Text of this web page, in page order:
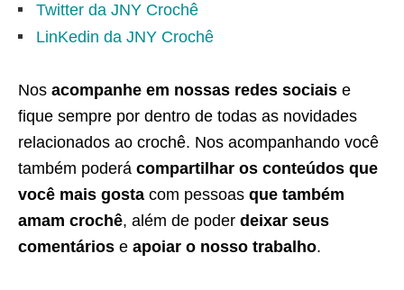
Twitter da JNY Crochê
LinKedin da JNY Crochê
Nos acompanhe em nossas redes sociais e
fique sempre por dentro de todas as novidades
relacionados ao crochê. Nos acompanhando você
também poderá compartilhar os conteúdos que
você mais gosta com pessoas que também
amam crochê, além de poder deixar seus
comentários e apoiar o nosso trabalho.